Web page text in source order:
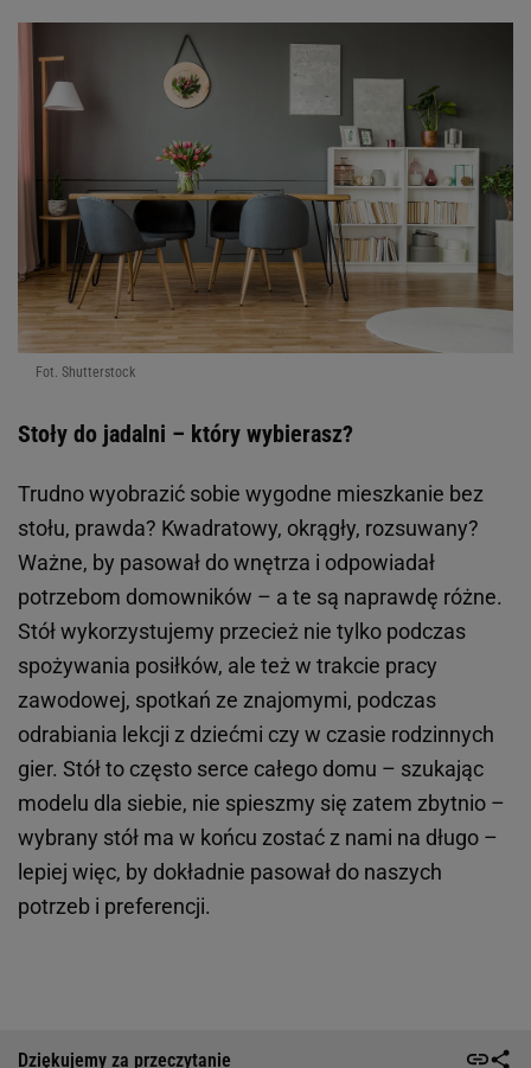
Fot. Shutterstock
Stoły do jadalni – który wybierasz?
Trudno wyobrazić sobie wygodne mieszkanie bez
stołu, prawda? Kwadratowy, okrągły, rozsuwany?
Ważne, by pasował do wnętrza i odpowiadał
potrzebom domowników – a te są naprawdę różne.
Stół wykorzystujemy przecież nie tylko podczas
spożywania posiłków, ale też w trakcie pracy
zawodowej, spotkań ze znajomymi, podczas
odrabiania lekcji z dziećmi czy w czasie rodzinnych
gier. Stół to często serce całego domu – szukając
modelu dla siebie, nie spieszmy się zatem zbytnio –
wybrany stół ma w końcu zostać z nami na długo –
lepiej więc, by dokładnie pasował do naszych
potrzeb i preferencji.
Dziękujemy za przeczytanie